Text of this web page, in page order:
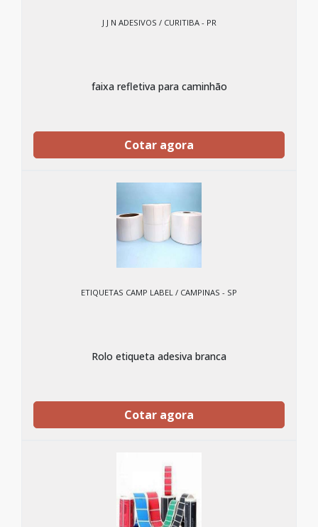
J J N ADESIVOS / CURITIBA - PR
faixa refletiva para caminhão
Cotar agora
ETIQUETAS CAMP LABEL / CAMPINAS - SP
Rolo etiqueta adesiva branca
Cotar agora